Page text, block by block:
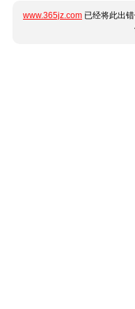
www.365jz.com 已经将此出